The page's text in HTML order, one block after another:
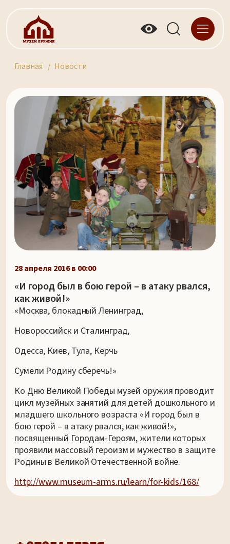
Главная Новости
28 апреля 2016 в 00:00
«И город был в бою герой – в атаку рвался,
как живой!»
«Москва, блокадный Ленинград,
Новороссийск и Сталинград,
Одесса, Киев, Тула, Керчь
Сумели Родину сберечь!»
Ко Дню Великой Победы музей оружия проводит
цикл музейных занятий для детей дошкольного и
младшего школьного возраста «И город был в
бою герой – в атаку рвался, как живой!»,
посвященный Городам-Героям, жители которых
проявили массовый героизм и мужество в защите
Родины в Великой Отечественной войне.
http://www.museum-arms.ru/learn/for-kids/168/